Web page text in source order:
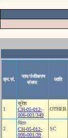
क्र.सं.
नाम/पंजीकरण
संख्या
जाति
1
सूरेश
CH-05-012-
006-001/349
OTHER
2
चिंता
CH-05-012-
006-001/39
SC